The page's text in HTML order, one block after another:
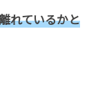
れているかと